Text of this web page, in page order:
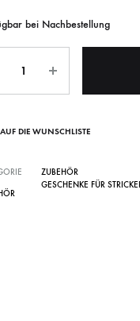
LAINES DU
WOLLE +
ROWAN
Strickkits
bei Nachbestellung
AUF DIE WUNSCHLISTE
ZUBEHÖR
GESCHENKE FÜR